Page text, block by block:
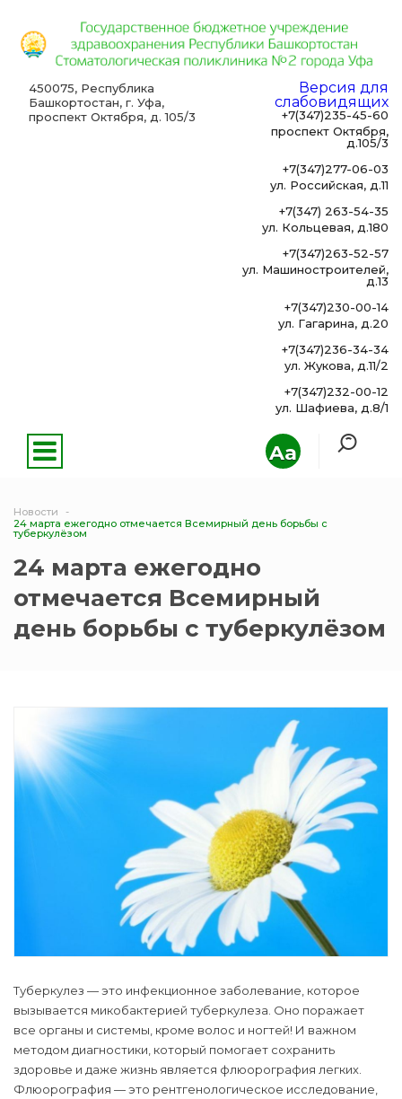
Aa
450075, Республика
Башкортостан, г. Уфа,
проспект Октября, д. 105/3
Версия для
слабовидящих
+7(347)235-45-60
проспект Октября,
д.105/3
+7(347)277-06-03
ул. Российская, д.11
+7(347) 263-54-35
ул. Кольцевая, д.180
+7(347)263-52-57
ул. Машиностроителей,
д.13
+7(347)230-00-14
ул. Гагарина, д.20
+7(347)236-34-34
ул. Жукова, д.11/2
+7(347)232-00-12
ул. Шафиева, д.8/1
Новости
24 марта ежегодно отмечается Всемирный день борьбы с
туберкулёзом
24 марта ежегодно
отмечается Всемирный
день борьбы с туберкулёзом
Туберкулез — это инфекционное заболевание, которое
вызывается микобактерией туберкулеза. Оно поражает
все органы и системы, кроме волос и ногтей! И важном
методом диагностики, который помогает сохранить
здоровье и даже жизнь является флюорография легких.
Флюорография — это рентгенологическое исследование,